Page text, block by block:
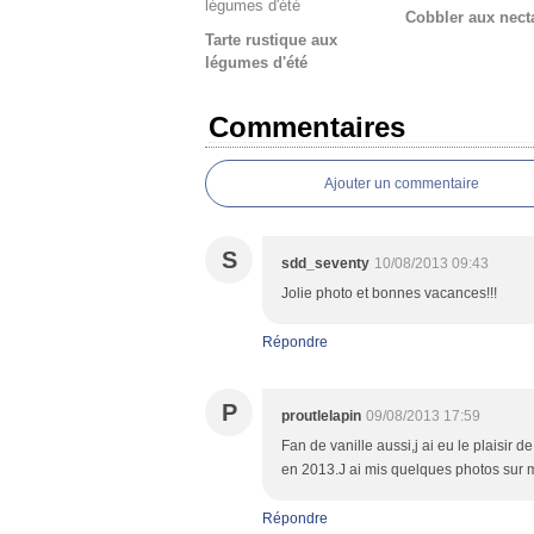
Tarte rustique aux
légumes d'été
Cobbler aux
Commentaires
Ajouter un commentaire
S sdd_seventy 10/08/2013 09:43
Jolie photo et bonnes vacances!!!
Répondre
P proutlelapin 09/08/2013 17:59
Fan de vanille aussi,j ai eu le plaisir
en 2013.J ai mis quelques photos sur
Répondre